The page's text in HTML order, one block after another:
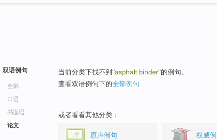
双语例句
全部
口语
书面语
论文
当前分类下找不到"asphalt binder"的例句。
查看双语例句下的全部例句
或者看看其他分类：
原声例句 权威